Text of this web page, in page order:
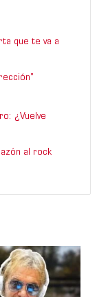
que te va a
¿Vuelve
al rock